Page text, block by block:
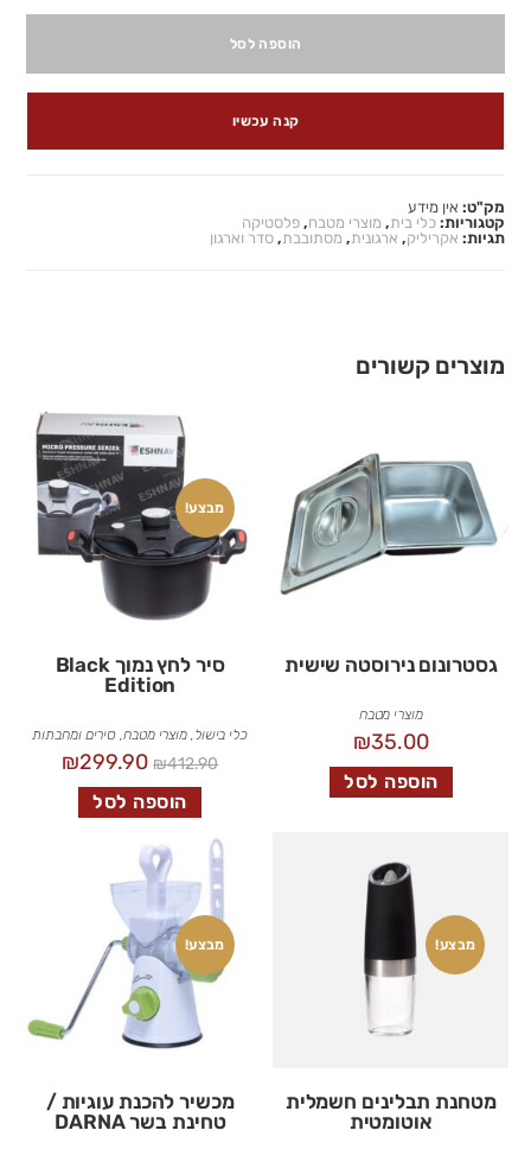
הוספה לסל
קנה עכשיו
מק"ט: אין מידע
קטגוריות:כלי בית, מוצרי מטבח,פלסטיקה
תגיות: אקריליק, ארגונית, מסתובבת,סדר וארגון
מוצרים קשורים
גסטרונום נירוסטה שישית
מוצרי מטבח
₪35.00
הוספה לסל
מבצע!
סיר לחץ נמוך Black
Edition
כלי בישול מוצרי מטבח סירים ומחבתות
₪412.90
₪299.90
הוספה לסל
מבצע!
מטחנת תבלינים חשמלית
אוטומטית
מבצע!
מכשיר להכנת עוגיות /
טחינת בשר DARNA